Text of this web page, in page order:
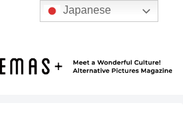
Japanese